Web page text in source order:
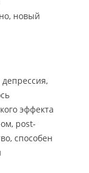
новый
эффекта
post-
способен